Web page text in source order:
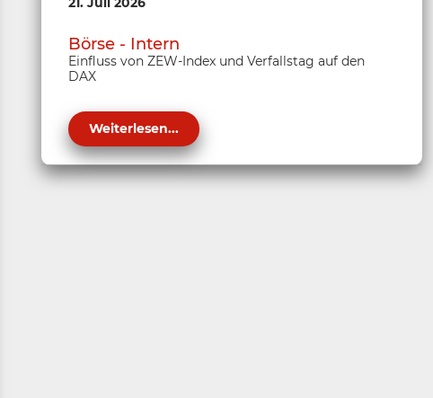
Börse - Intern
Einfluss von ZEW-Index und Verfallstag auf den
DAX
Weiterlesen...